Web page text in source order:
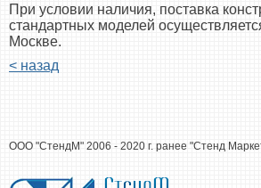
При условии наличия, поставка
стандартных моделей
Москве.
< назад
ООО "СтендМ" 2006 - 2020 г. ранее "Стенд